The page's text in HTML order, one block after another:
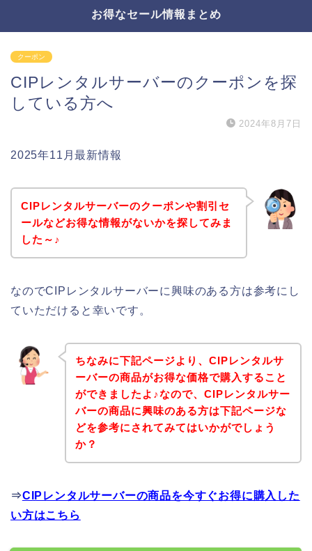
お得なセール情報まとめ
クーポン
CIPレンタルサーバーのクーポンを探
している方へ
2024年8月7日
2025年11月最新情報
CIPレンタルサーバーのクーポンや割引セ
ールなどお得な情報がないかを探してみま
した～♪
なのでCIPレンタルサーバーに興味のある方は参考にし
ていただけると幸いです。
ちなみに下記ページより、CIPレンタルサ
ーバーの商品がお得な価格で購入すること
ができましたよ♪なので、CIPレンタルサー
バーの商品に興味のある方は下記ページな
どを参考にされてみてはいかがでしょう
か？
⇒CIPレンタルサーバーの商品を今すぐお得に購入した
い方はこちら